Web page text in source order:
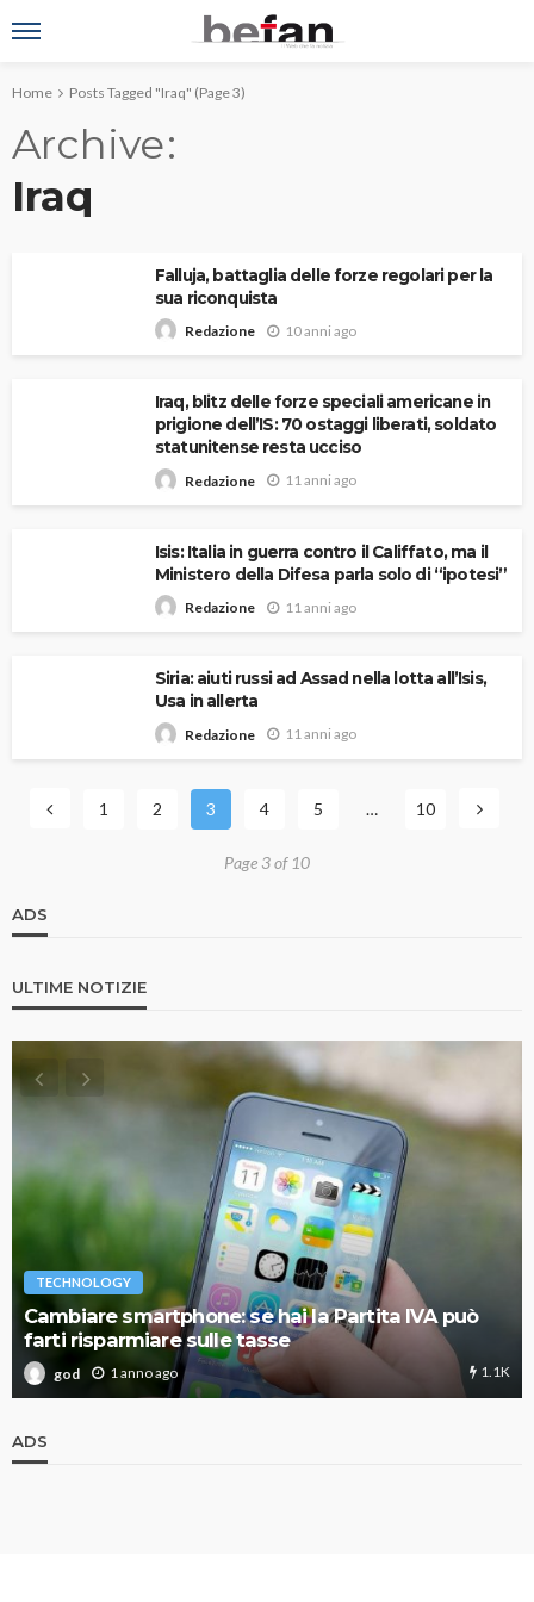
Home Posts Tagged "Iraq" (Page 3)
Archive
Iraq
Falluja, battaglia delle forze regolari per la
sua riconquista
Redazione 10 anni ago
Iraq, blitz delle forze speciali americane in
prigione dell’IS: 70 ostaggi liberati, soldato
statunitense resta ucciso
Redazione 11 anni ago
Isis: Italia in guerra contro il Califfato, ma il
Ministero della Difesa parla solo di “ipotesi”
Redazione 11 anni ago
Siria: aiuti russi ad Assad nella lotta all’Isis,
Usa in allerta
Redazione 11 anni ago
1 2 3 4 5 … 10
Page 3 of 10
ADS
ULTIME NOTIZIE
TECHNOLOGY
Cambiare smartphone: se hai la Partita IVA può
farti risparmiare sulle tasse
god 1 anno ago 1.1K
ADS